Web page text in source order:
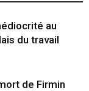
au
du travail
de Firmin